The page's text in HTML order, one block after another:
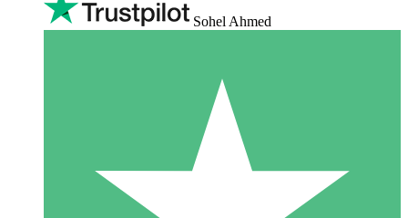
Sohel Ahmed